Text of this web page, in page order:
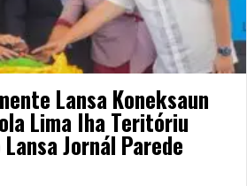
Lansa Koneksaun
Lima Iha Teritóriu
Jornál Parede